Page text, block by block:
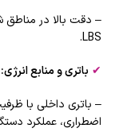
– دقت بالا در مناطق
LBS.
✔ باتری و منابع انرژی:
اضطراری، عملکرد